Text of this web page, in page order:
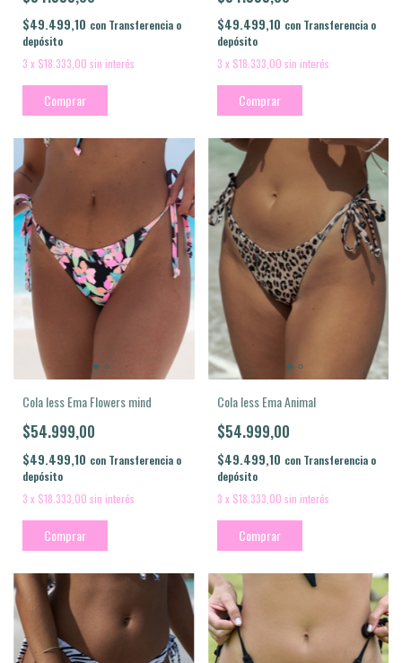
$49.499,10 con Transferencia o
depósito
3 x $18.333,00 sin interés
Comprar
$49.499,10 con Transferencia o
depósito
3 x $18.333,00 sin interés
Comprar
Cola less Ema Flowers mind
$54.999,00
$49.499,10 con Transferencia o
depósito
3 x $18.333,00 sin interés
Comprar
Cola less Ema Animal
$54.999,00
$49.499,10 con Transferencia o
depósito
3 x $18.333,00 sin interés
Comprar